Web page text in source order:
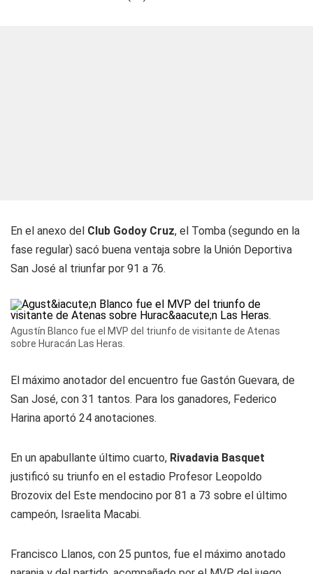
En el anexo del Club Godoy Cruz, el Tomba (segundo en la
fase regular) sacó buena ventaja sobre la Unión Deportiva
San José al triunfar por 91 a 76.
Agustín Blanco fue el MVP del triunfo de visitante de Atenas
sobre Huracán Las Heras.
El máximo anotador del encuentro fue Gastón Guevara, de
San José, con 31 tantos. Para los ganadores, Federico
Harina aportó 24 anotaciones.
En un apabullante último cuarto, Rivadavia Basquet
justificó su triunfo en el estadio Profesor Leopoldo
Brozovix del Este mendocino por 81 a 73 sobre el último
campeón, Israelita Macabi.
Francisco Llanos, con 25 puntos, fue el máximo anotado